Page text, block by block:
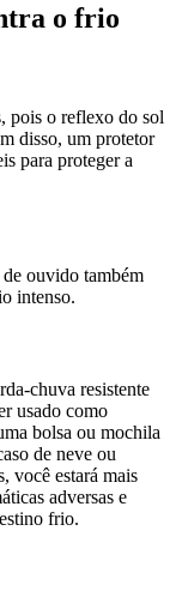
o frio
pois o reflexo do sol
disso, um protetor
para proteger a
ouvido também
intenso.
chuva resistente
usado como
bolsa ou mochila
de neve ou
você estará mais
adversas e
frio.